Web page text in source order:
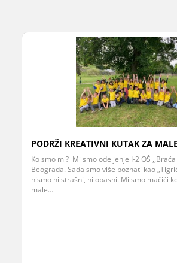
PODRŽI KREATIVNI KUTAK ZA
Ko smo mi? Mi smo odeljenje I-2 OŠ ,,Braća
Beograda. Sada smo više poznati kao
nismo ni strašni, ni opasni. Mi smo mačići
male...